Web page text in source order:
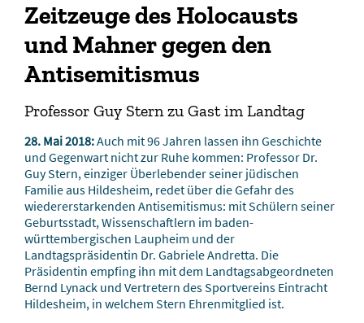
Zeitzeuge des Holocausts
und Mahner gegen den
Antisemitismus
Professor Guy Stern zu Gast im Landtag
28. Mai 2018:Auch mit 96 Jahren lassen ihn Geschichte
und Gegenwart nicht zur Ruhe kommen: Professor Dr.
Guy Stern, einziger Überlebender seiner jüdischen
Familie aus Hildesheim, redet über die Gefahr des
wiedererstarkenden Antisemitismus: mit Schülern seiner
Geburtsstadt, Wissenschaftlern im baden-
württembergischen Laupheim und der
Landtagspräsidentin Dr. Gabriele Andretta. Die
Präsidentin empfing ihn mit dem Landtagsabgeordneten
Bernd Lynack und Vertretern des Sportvereins Eintracht
Hildesheim, in welchem Stern Ehrenmitglied ist.